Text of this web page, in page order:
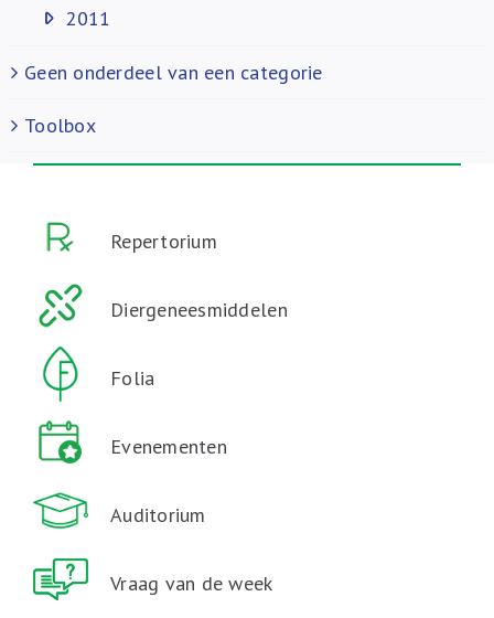
2011
Geen onderdeel van een categorie
Toolbox
Repertorium
Diergeneesmiddelen
Folia
Evenementen
Auditorium
Vraag van de week